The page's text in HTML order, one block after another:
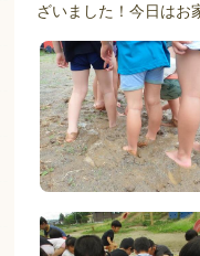
ざいました！今日はお